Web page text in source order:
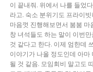
이 끝내줘. 위에서 나를 들었
라고. 숙소 분위기도 프라이
마음껏 진행해보면서 붐붐 마
창 녀석들도 하는 말이 이번
것 같다고 한다. 이제 엄한데
이야기가 나올 정도인데 아
될 것 같음. 모임회비 말고도